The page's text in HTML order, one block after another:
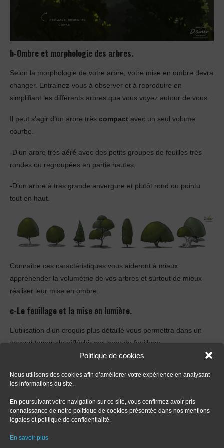
Politique de cookies
Nous utilisons des cookies afin d’améliorer votre expérience en analysant
les informations du site.
En poursuivant votre navigation sur ce site, vous confirmez avoir pris
connaissance de notre politique de cookies présentée dans nos mentions
légales et politique de confidentialité.
En savoir plus
b-Ombre et morphologie des arbres.
Selon la morphologie de votre arbre, votre mise en ombre devra
changer. Entrainez-vous à observer et à reproduire en
simplifiant les différents arbres que vous voyez autour de vous.
Il peut s’agir d’un arbre très compact avec un seul volume
courbe.
-D’un arbre très aéré avec des petits groupes de feuilles très
rondes ou regroupées en partie hautes.
-D’un arbre à très grande envergure et plutôt rond ou pointu
tout en haut.
Connaitre ces caractéristiques vous aideront à mieux
appréhender la volumétrie de vos arbres et surtout de mieux
réaliser leur mise en ombre.
c-Le feuillage et la mise en lumière.
L’utilisation d’un croquis plus détaillé vous permettra dans un
second temps de réfléchir par zone de feuillage.
permettra de mettre en lumière séparément chaque volume qui
générales, puis zoomez pour travailler séparément chaque
unité.